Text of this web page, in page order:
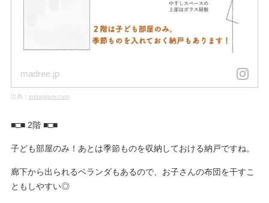
madree.jp
出典： instagram.com
■□■ 2階 ■□■
子ども部屋のみ！あとは季節ものを収納しておける納戸ですね。
廊下から出られるベランダもあるので、お子さんの布団を干すこ
ともしやすい◎